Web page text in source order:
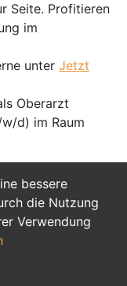
bessere
die Nutzung
Verwendung
Seite. Profitieren
im
unter Jetzt
Oberarzt
d) im Raum